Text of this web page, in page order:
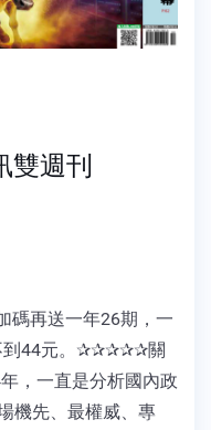
雙週刊
再送一年26期，一
到44元。✰✰✰✰✰關
，一直是分析國內政
機先、最權威、專